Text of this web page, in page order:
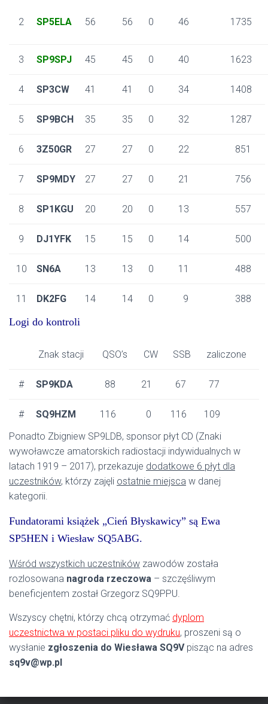
2 SP5ELA 56 56 0 46 1735
3 SP9SPJ 45 45 0 40 1623
4 SP3CW 41 41 0 34 1408
5 SP9BCH 35 35 0 32 1287
6 3Z50GR 27 27 0 22 851
7 SP9MDY 27 27 0 21 756
8 SP1KGU 20 20 0 13 557
9 DJ1YFK 15 15 0 14 500
10 SN6A 13 13 0 11 488
11 DK2FG 14 14 0 9 388
Logi do kontroli
Znak stacji QSO’s CW SSB zaliczone
# SP9KDA 88 21 67 77
# SQ9HZM 116 0 116
109
Ponadto Zbigniew SP9LDB, sponsor płyt CD (Znaki
wywoławcze amatorskich radiostacji indywidualnych w
latach 1919 – 2017), przekazuje dodatkowe 6 płyt dla
uczestników, którzy zajęli ostatnie miejsca w danej
kategorii.
Fundatorami książek „Cień Błyskawicy” są Ewa
SP5HEN i Wiesław SQ5ABG.
Wśród wszystkich uczestników zawodów została
rozlosowana nagroda rzeczowa – szczęśliwym
beneficjentem został Grzegorz SQ9PPU.
Wszyscy chętni, którzy chcą otrzymać dyplom
uczestnictwa w postaci pliku do wydruku, proszeni są o
wysłanie zgłoszenia do Wiesława SQ9Vpisząc na adres
sq9v@wp.pl